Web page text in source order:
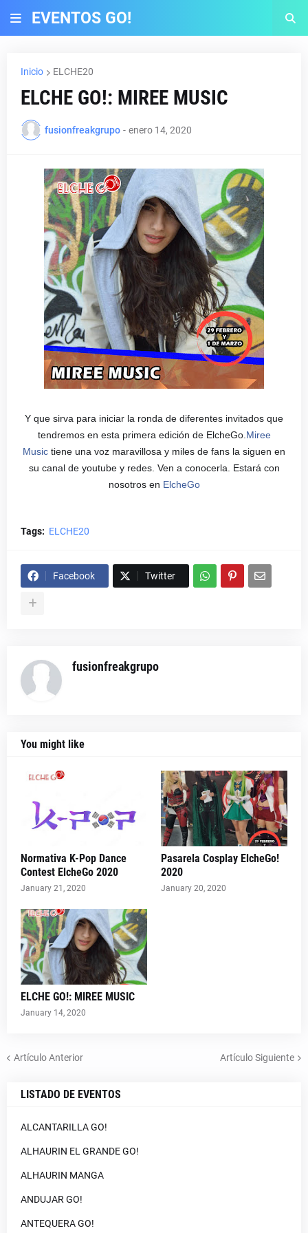
EVENTOS GO!
Inicio ELCHE20
ELCHE GO!: MIREE MUSIC
fusionfreakgrupo - enero 14, 2020
Y que sirva para iniciar la ronda de diferentes invitados que
tendremos en esta primera edición de ElcheGo. Miree
Music tiene una voz maravillosa y miles de fans la siguen en
su canal de youtube y redes. Ven a conocerla. Estará con
nosotros en ElcheGo
Tags: ELCHE20
Facebook Twitter
fusionfreakgrupo
You might like
Normativa K-Pop Dance
Contest ElcheGo 2020
January 21, 2020
Pasarela Cosplay ElcheGo!
2020
January 20, 2020
ELCHE GO!: MIREE MUSIC
January 14, 2020
Artículo Anterior Artículo Siguiente
LISTADO DE EVENTOS
ALCANTARILLA GO!
ALHAURIN EL GRANDE GO!
ALHAURIN MANGA
ANDUJAR GO!
ANTEQUERA GO!